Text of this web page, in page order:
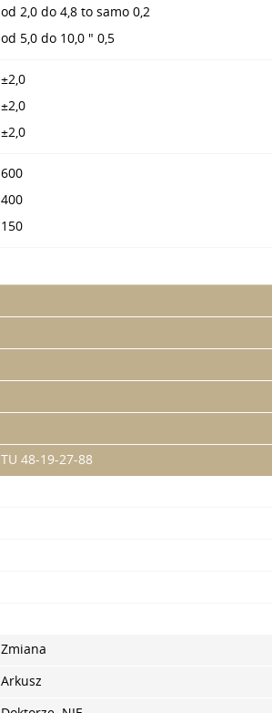
od 2,0 do 4,8 to samo 0,2
od 5,0 do 10,0 " 0,5
±2,0
±2,0
±2,0
600
400
150
TU 48-19-27-88
Zmiana
Arkusz